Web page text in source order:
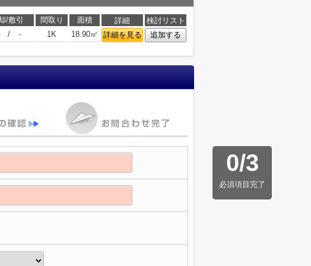
/敷引 間取り 面積 詳細
検討リスト
/ - 1K 18.90㎡ 詳細を見る 追加する
0/3
必須項目完了